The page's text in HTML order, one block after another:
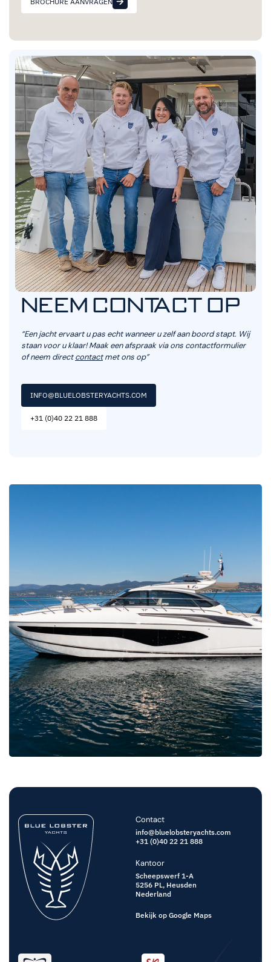
NEEM CONTACT OP
“Een jacht ervaart u pas echt wanneer u zelf aan boord stapt. Wij
staan voor u klaar! Maak een afspraak via ons contactformulier
of neem directcontactmet ons op”
INFO@BLUELOBSTERYACHTS.COM
+31 (0)40 22 21 888
Contact
info@bluelobsteryachts.com
+31 (0)40 22 21 888
Kantoor
Scheepswerf 1-A
5256 PL, Heusden
Nederland
Bekijk op Google Maps